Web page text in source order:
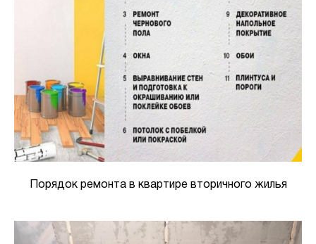
Порядок ремонта в квартире вторичного жилья